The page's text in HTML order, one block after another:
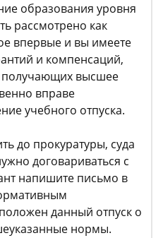
образования уровня
рассмотрено как
впервые и вы имеете
и компенсаций,
получающих высшее
вправе
учебного отпуска.
до прокуратуры, суда
договариваться с
напишите письмо в
данный отпуск о
нормы.